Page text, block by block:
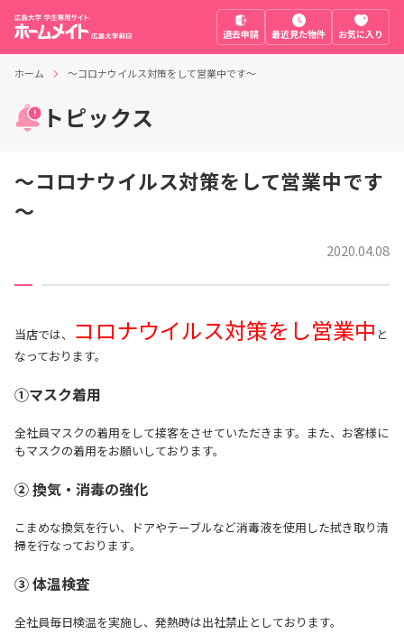
退去申請 最近見た物件 お気に入り
ホーム ～コロナウイルス対策をして営業中です～
トピックス
～コロナウイルス対策をして営業中です
～
2020.04.08
当店では、 コロナウイルス対策をし営業中 と
なっております。
①マスク着用
全社員マスクの着用をして接客をさせていただきます。また、お客様に
もマスクの着用をお願いしております。
② 換気・消毒の強化
こまめな換気を行い、ドアやテーブルなど消毒液を使用した拭き取り清
掃を行なっております。
③ 体温検査
全社員毎日検温を実施し、発熱時は出社禁止としております。